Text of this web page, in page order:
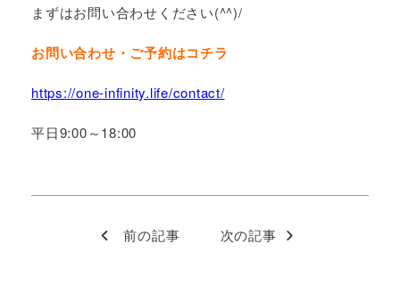
まずはお問い合わせください(^^)/
お問い合わせ・ご予約はコチラ
https://one-infinity.life/contact/
平日9:00～18:00
前の記事 次の記事